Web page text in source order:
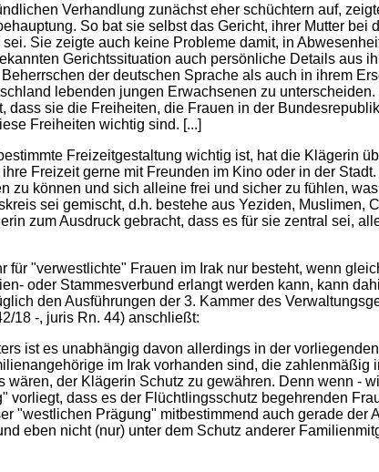
Verhandlung zunächst eher schüchtern auf,
So bat sie selbst das Gericht, ihrer Mutter bei
Sie zeigte auch keine Probleme damit, in
Gerichtssituation auch persönliche Details aus
der deutschen Sprache als auch in ihrem
lebenden jungen Erwachsenen zu
dass sie die Freiheiten, die Frauen in der
Freiheiten wichtig sind. [...]
Freizeitgestaltung wichtig ist, hat die Klägerin
Freizeit gerne mit Freunden im Kino oder in der
zu können und sich alleine frei und sicher zu fühlen,
sei gemischt, d.h. bestehe aus Yeziden, Muslimen,
zum Ausdruck gebracht, dass es für sie zentral sei,
für "verwestlichte" Frauen im Irak nur besteht, wenn
oder Stammesverbund erlangt werden kann, kann
den Ausführungen der 3. Kammer des
18 -, juris Rn. 44) anschließt:
ist es unabhängig davon allerdings in der
im Irak vorhanden sind, die zahlenmäßig
wären, der Klägerin Schutz zu gewähren. Denn wenn -
vorliegt, dass es der Flüchtlingsschutz begehrenden
"westlichen Prägung" mitbestimmend auch gerade der
eben nicht (nur) unter dem Schutz anderer